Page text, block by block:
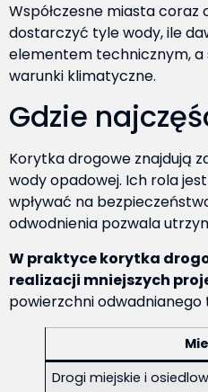
Współczesne miasta
dostarczyć tyle wody, ile
elementem technicznym, a
warunki klimatyczne.
Gdzie
Korytka drogowe znajdują
wody opadowej. Ich rola
wpływać na
odwodnienia pozwala
W praktyce korytka
realizacji mniejszych
powierzchni
Drogi miejskie i